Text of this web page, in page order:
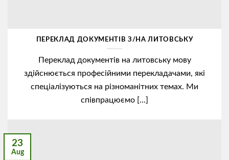
ПЕРЕКЛАД ДОКУМЕНТІВ З/НА ЛИТОВСЬКУ
Переклад документів на литовську мову
здійснюється професійними перекладачами, які
спеціалізуються на різноманітних темах. Ми
співпрацюємо [...]
23
Aug